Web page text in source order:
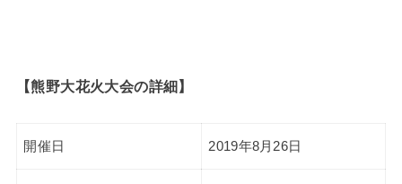
【熊野大花火大会の詳細】
開催日 2019年8月26日